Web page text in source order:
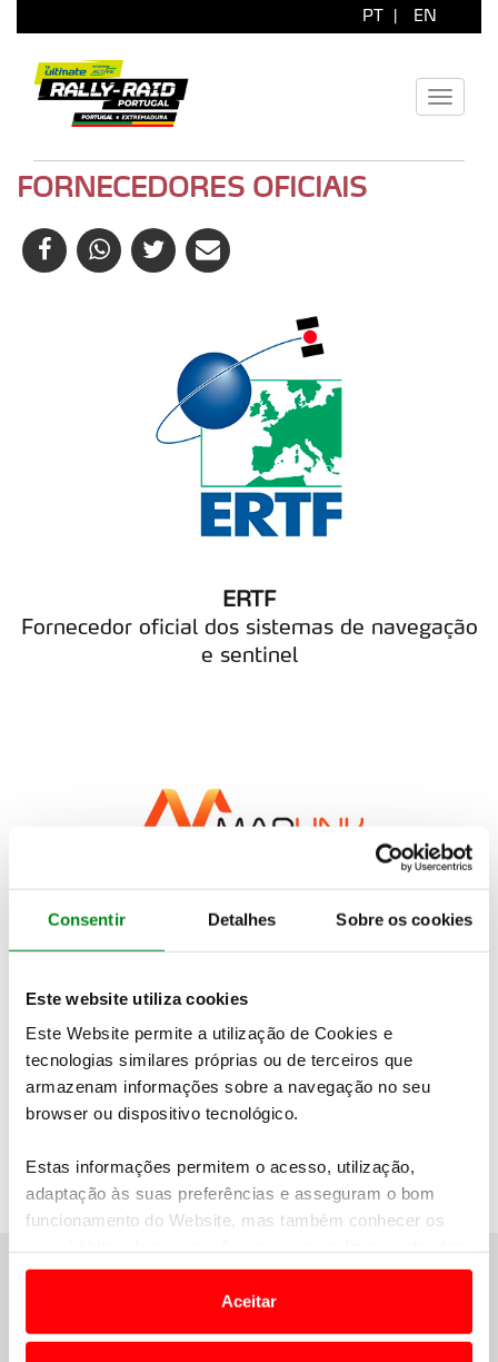
Consentir Detalhes Sobre os cookies
Este website utiliza cookies
Este Website permite a utilização de Cookies e
tecnologias similares próprias ou de terceiros que
armazenam informações sobre a navegação no seu
browser ou dispositivo tecnológico.
Estas informações permitem o acesso, utilização,
adaptação às suas preferências e asseguram o bom
funcionamento do Website, mas também conhecer os
e anúncios de modo a promover produtos e/ou serviços.
Em alguns casos, a utilização destas tecnologias
Aceitar
PT | EN
Toggle
FORNECEDORES OFICIAIS
ERTF
Fornecedor oficial dos sistemas de navegação
e sentinel
MARLINK
cronometragem e tracking
Voltar